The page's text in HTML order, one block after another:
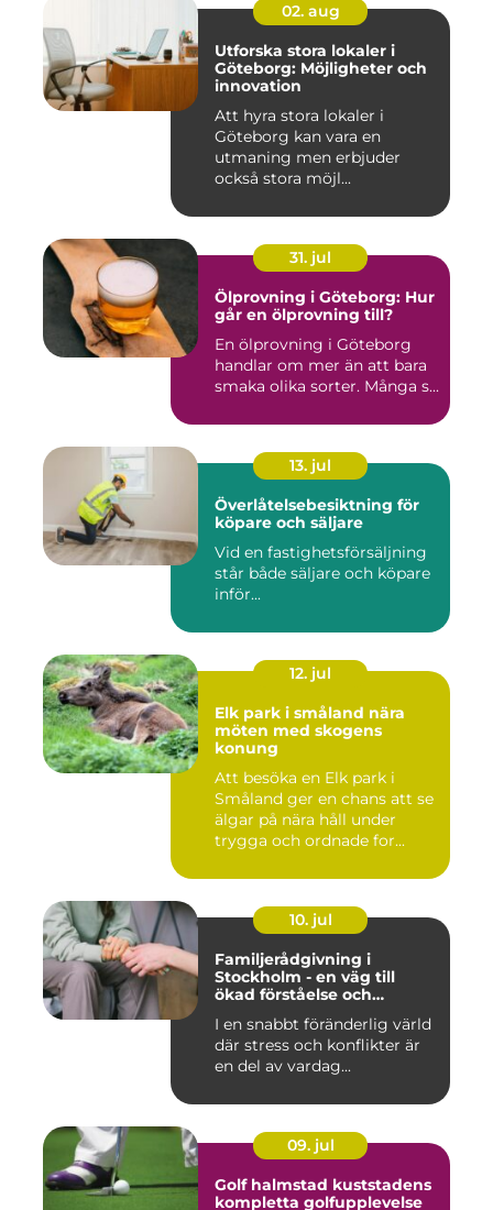
02. aug
Utforska stora lokaler i
Göteborg: Möjligheter och
innovation
Att hyra stora lokaler i
Göteborg kan vara en
utmaning men erbjuder
också stora möjl...
31. jul
Ölprovning i Göteborg: Hur
går en ölprovning till?
En ölprovning i Göteborg
handlar om mer än att bara
smaka olika sorter. Många s...
13. jul
Överlåtelsebesiktning för
köpare och säljare
Vid en fastighetsförsäljning
står både säljare och köpare
inför...
12. jul
Elk park i småland nära
möten med skogens
konung
Att besöka en Elk park i
Småland ger en chans att se
älgar på nära håll under
trygga och ordnade for...
10. jul
Familjerådgivning i
Stockholm - en väg till
ökad förståelse och
I en snabbt föränderlig värld
där stress och konflikter är
en del av vardag...
09. jul
Golf halmstad kuststadens
kompletta golfupplevelse